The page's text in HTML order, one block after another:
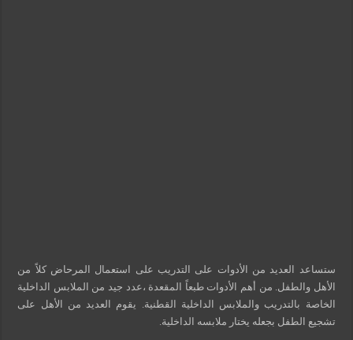
ستساعد العديد من الأدوات على التدريب على استعمال المرحاض كلاً من
الأهل والطفل. من أهم الأدوات طبعاً المقعدة ،عدد جيد من الملابس الداخلية
الخاصة بالتدريب والملابس الداخلية القطنية. يقوم العديد من الأهل على
تشجيع الطفل بجعله يختار ملابسه الداخلية.